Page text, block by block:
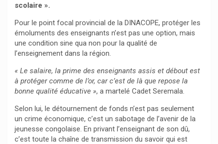
scolaire ».
Pour le point focal provincial de la DINACOPE, protéger les
émoluments des enseignants n’est pas une option, mais
une condition sine qua non pour la qualité de
l’enseignement dans la région.
« Le salaire, la prime des enseignants assis et débout est
à protéger comme de l’or, car c’est de là que repose la
bonne qualité éducative », a martelé Cadet Seremala.
Selon lui, le détournement de fonds n’est pas seulement
un crime économique, c’est un sabotage de l’avenir de la
jeunesse congolaise. En privant l’enseignant de son dû,
c’est toute la chaîne de transmission du savoir qui est